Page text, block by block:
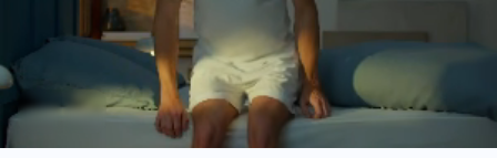
reconnu qui mise sur des matériaux performants et
durables.
Chaque dormeur a ses besoins. Les matelas Bultex
existent en plusieurs fermetés et s’associent avec
le bon sommier pour un soutien précis et
homogène.
Équipez toute la famille avec des couchages